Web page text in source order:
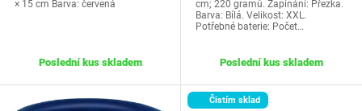
× 15 cm Barva: červená
Poslední kus skladem
cm; 220 gramů. Zapínání: Přezka.
Barva: Bílá. Velikost: XXL.
Potřebné baterie: Počet…
Poslední kus skladem
Čistím sklad